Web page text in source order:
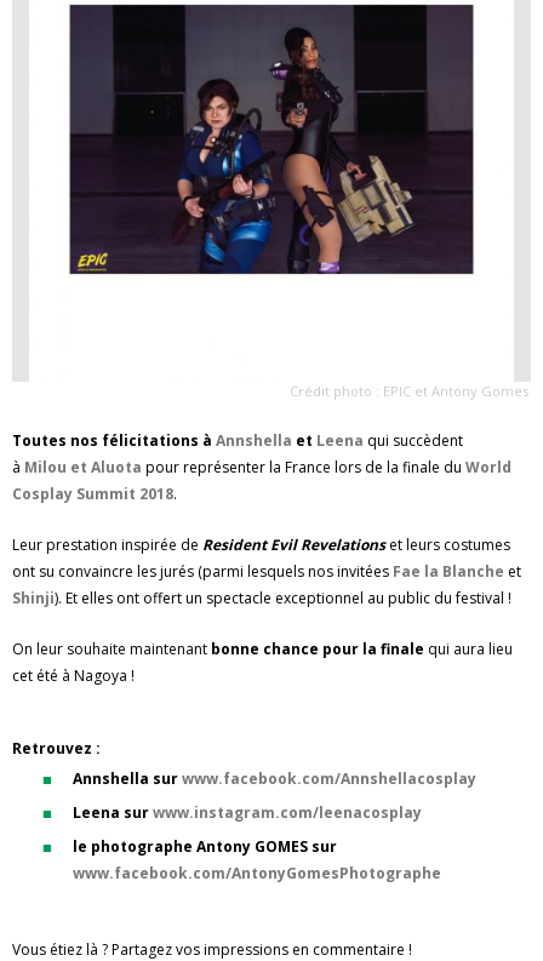
Crédit photo : EPIC et Antony Gomes
Toutes nos félicitations à Annshella et Leena qui succèdent
à Milou et Aluota pour représenter la France lors de la finale du World
Cosplay Summit 2018.
Leur prestation inspirée de Resident Evil Revelationset leurs costumes
ont su convaincre les jurés (parmi lesquels nos invitées Fae la Blanche et
Shinji). Et elles ont offert un spectacle exceptionnel au public du festival !
On leur souhaite maintenant bonne chance pour la finale qui aura lieu
cet été à Nagoya !
Retrouvez :
Annshella surwww.facebook.com/Annshellacosplay
Leena surwww.instagram.com/leenacosplay
le photographe Antony GOMES sur
www.facebook.com/AntonyGomesPhotographe
Vous étiez là ? Partagez vos impressions en commentaire !